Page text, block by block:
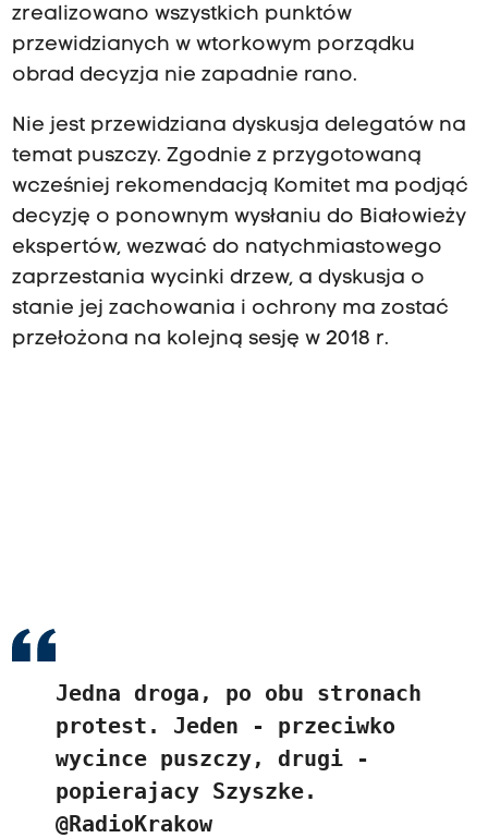
zrealizowano wszystkich punktów
przewidzianych w wtorkowym porządku
obrad decyzja nie zapadnie rano.
Nie jest przewidziana dyskusja delegatów na
temat puszczy. Zgodnie z przygotowaną
wcześniej rekomendacją Komitet ma podjąć
decyzję o ponownym wysłaniu do Białowieży
ekspertów, wezwać do natychmiastowego
zaprzestania wycinki drzew, a dyskusja o
stanie jej zachowania i ochrony ma zostać
przełożona na kolejną sesję w 2018 r.
Jedna droga, po obu stronach
protest. Jeden - przeciwko
wycince puszczy, drugi -
popierajacy Szyszke.
@RadioKrakow